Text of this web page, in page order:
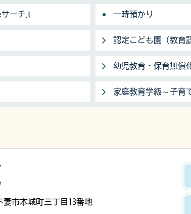
ーチ』 一時預かり
認定こども園（教育
幼児教育・保育無償
家庭教育学級～子育
妻市本城町三丁目13番地